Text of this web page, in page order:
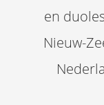
en
Nieuw-